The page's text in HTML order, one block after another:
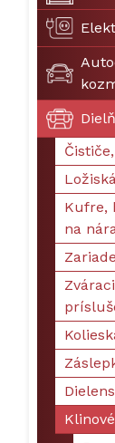
Kufre,
na